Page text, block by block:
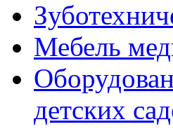
Мебель
детских